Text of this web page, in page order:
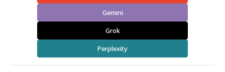
Gemini
Grok
Perplexity